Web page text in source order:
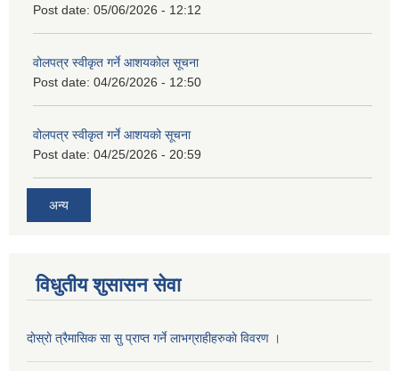
Post date: 05/06/2026 - 12:12
वोलपत्र स्वीकृत गर्ने आशयकोल सूचना
Post date: 04/26/2026 - 12:50
वोलपत्र स्वीकृत गर्ने आशयको सूचना
Post date: 04/25/2026 - 20:59
अन्य
विधुतीय शुसासन सेवा
दाेस्राे त्रैमासिक सा सु प्राप्त गर्ने लाभग्राहीहरुकाे विवरण ।